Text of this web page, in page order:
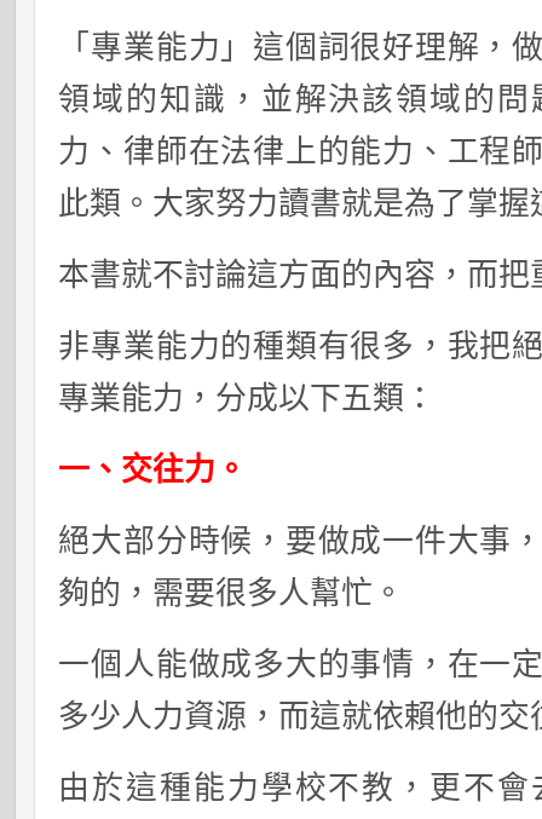
「專業能力」這個詞很好理解，
領域的知識，並解決該領域的
力、律師在法律上的能力、工程
此類。大家努力讀書就是為了掌握
本書就不討論這方面的內容，而
非專業能力的種類有很多，我把
專業能力，分成以下五類：
一、交往力。
絕大部分時候，要做成一件大事
夠的，需要很多人幫忙。
一個人能做成多大的事情，在一
多少人力資源，而這就依賴他的交
由於這種能力學校不教，更不